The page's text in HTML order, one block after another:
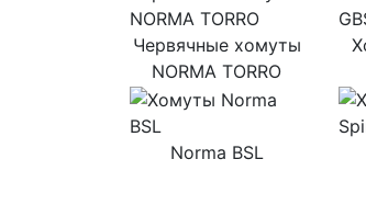
Червячные хомуты
NORMA TORRO
Norma BSL